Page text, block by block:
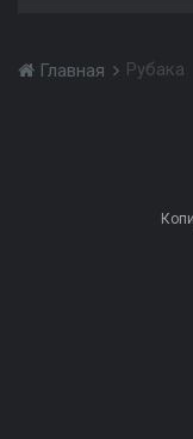
Главная Рубака